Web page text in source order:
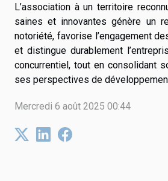
L’association à un territoire
saines et innovantes génère un
notoriété, favorise l’engagement
et distingue durablement
concurrentiel, tout en consolidant
ses perspectives de
Mercredi 6 août 2025 00:44